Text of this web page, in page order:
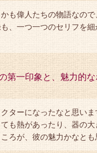
も偉人たちの物語なの
、一つ一つのセリフを
第一印象と、魅力的
ターになったなと思い
も熱があったり、器の
ろが、彼の魅力かなとも